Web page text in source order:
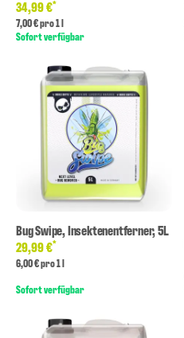
34,99 €*
7,00 € pro 1 l
Sofort verfügbar
Bug Swipe, Insektenentferner, 5L
29,99 €*
6,00 € pro 1 l
Sofort verfügbar